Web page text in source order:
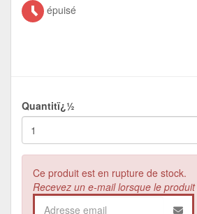
épuisé
Quantitï¿½
Ce produit est en rupture de stock.
Recevez un e-mail lorsque le